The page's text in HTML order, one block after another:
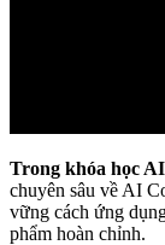
Trong khóa học
chuyên sâu về AI
vững cách ứng
phẩm hoàn chỉnh.